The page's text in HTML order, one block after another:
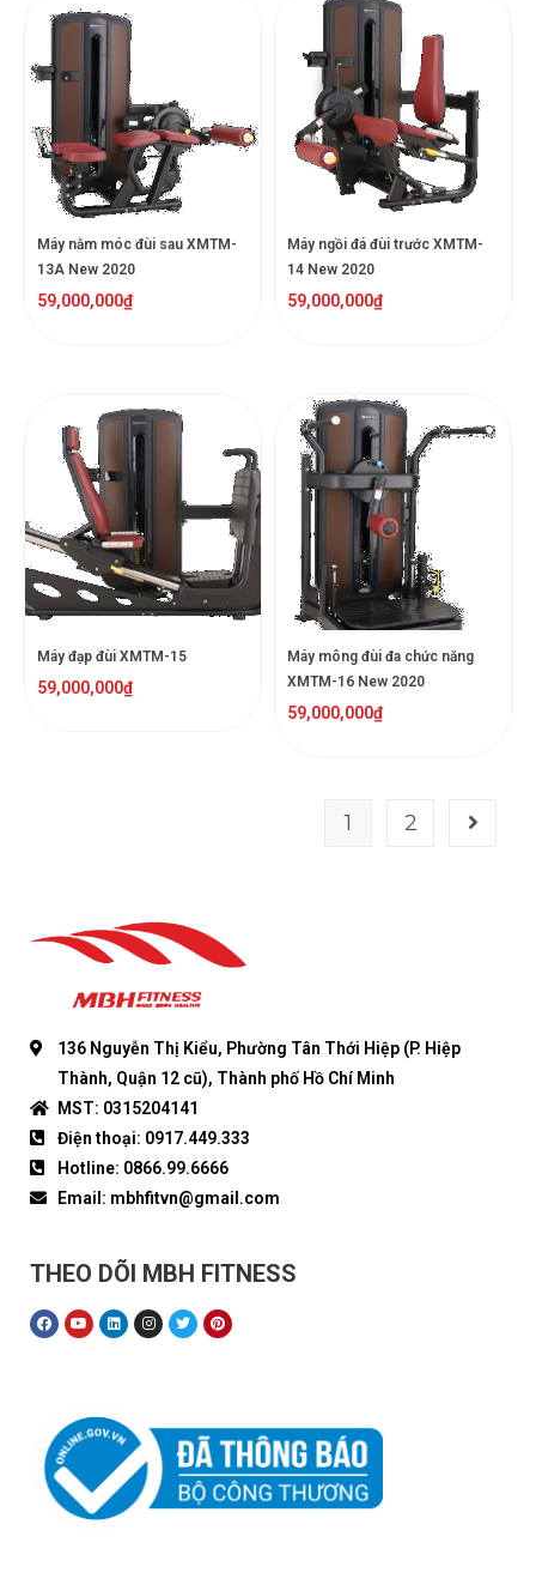
Máy nằm móc đùi sau XMTM-
13A New 2020
59,000,000₫
Máy ngồi đá đùi trước XMTM-
14 New 2020
59,000,000₫
Máy đạp đùi XMTM-15
59,000,000₫
Máy mông đùi đa chức năng
XMTM-16 New 2020
59,000,000₫
1 2
136 Nguyễn Thị Kiểu, Phường Tân Thới Hiệp (P. Hiệp
Thành, Quận 12 cũ), Thành phố Hồ Chí Minh
MST: 0315204141
Điện thoại: 0917.449.333
Hotline: 0866.99.6666
Email: mbhfitvn@gmail.com
THEO DÕI MBH FITNESS